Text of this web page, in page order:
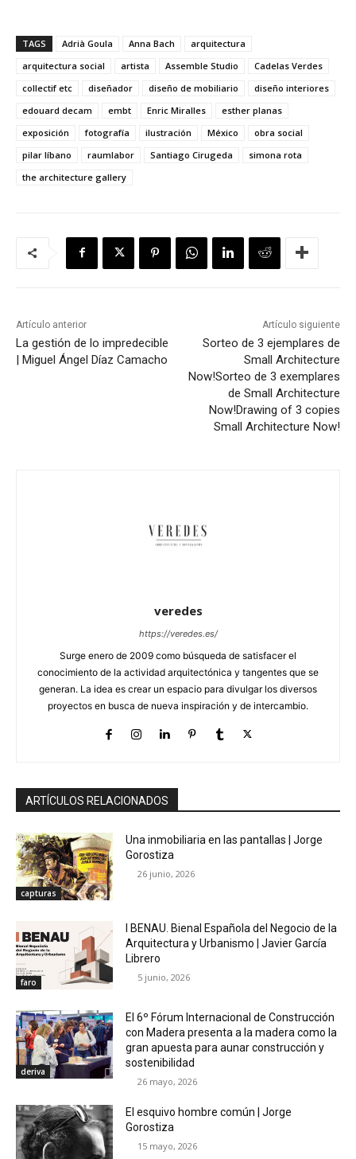
TAGS Adrià Goula Anna Bach
arquitectura
arquitectura social
artista Assemble Studio
Cadelas Verdes
collectif etc
diseñador diseño de mobiliario
diseño interiores
edouard decam
embt Enric Miralles
esther planas
exposición
fotografía ilustración México
obra social
pilar líbano
raumlabor Santiago Cirugeda
simona rota
the architecture gallery
Artículo anterior
La gestión de lo impredecible
| Miguel Ángel Díaz Camacho
Artículo siguiente
Sorteo de 3 ejemplares de
Small Architecture
Now!Sorteo de 3 exemplares
de Small Architecture
Now!Drawing of 3 copies
Small Architecture Now!
veredes
https://veredes.es/
Surge enero de 2009 como búsqueda de satisfacer el
conocimiento de la actividad arquitectónica y tangentes que se
generan. La idea es crear un espacio para divulgar los diversos
proyectos en busca de nueva inspiración y de intercambio.
ARTÍCULOS RELACIONADOS
capturas
Una inmobiliaria en las pantallas | Jorge
Gorostiza
26 junio, 2026
faro
I BENAU. Bienal Española del Negocio de la
Arquitectura y Urbanismo | Javier García
Librero
5 junio, 2026
deriva
El 6º Fórum Internacional de Construcción
con Madera presenta a la madera como la
gran apuesta para aunar construcción y
sostenibilidad
26 mayo, 2026
El esquivo hombre común | Jorge
Gorostiza
15 mayo, 2026